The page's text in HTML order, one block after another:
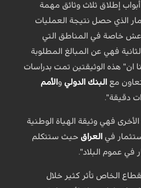
أبواب إطلاق ثلاث وثائق مهمة
الذي حصل نتيجة العمليات
خاصة في المناطق التي
الثانية فهي عن المبالغ المطلوبة
ان" هذه الوثيقتين تمت بدراسات
مع البنك الدولي و الأمم
دقيقة".
فهي وثيقة الهياة الوطنية
في العراق حيث ستتكلم
في عموم البلاد".
الخاص تأثر كثير خلال